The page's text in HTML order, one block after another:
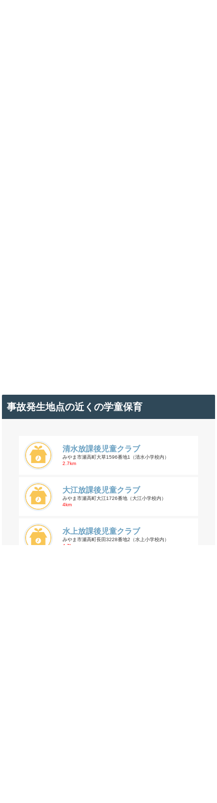
事故発生地点の近くの学童保育
清水放課後児童クラブ
みやま市瀬高町大草1596番地1（清水小学校内）
2.7km
大江放課後児童クラブ
みやま市瀬高町大江1726番地（大江小学校内）
4km
水上放課後児童クラブ
みやま市瀬高町長田3228番地2（水上小学校内）
4.7km